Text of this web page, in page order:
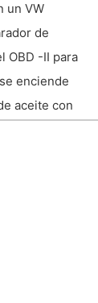
un VW
de
OBD -II para
enciende
aceite con